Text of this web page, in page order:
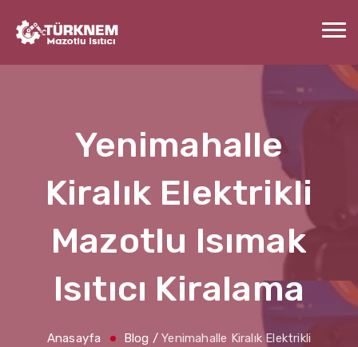
Yenimahalle
Kiralık Elektrikli
Mazotlu Isımak
Isıtıcı Kiralama
Anasayfa Blog /Yenimahalle Kiralık Elektrikli